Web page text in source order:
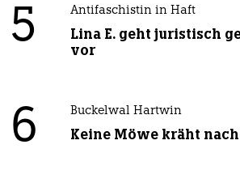
5 Antifaschistin in Haft
Lina E. geht juristisch
vor
6 Buckelwal Hartwin
Keine Möwe kräht